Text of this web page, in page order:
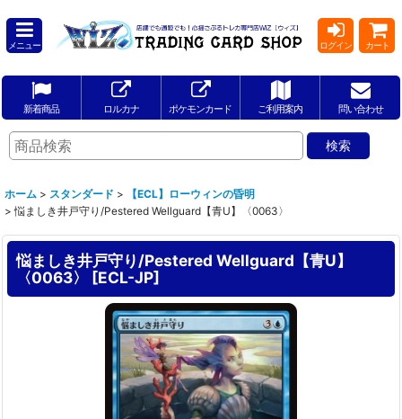
メニュー ログイン カート
新着商品 ロルカナ ポケモンカード ご利用案内 問い合わせ
ホーム > スタンダード >
【ECL】ローウィンの昏明
> 悩ましき井戸守り/Pestered Wellguard【青U】〈0063〉
悩ましき井戸守り/Pestered Wellguard【青U】
〈0063〉
[ECL-JP]